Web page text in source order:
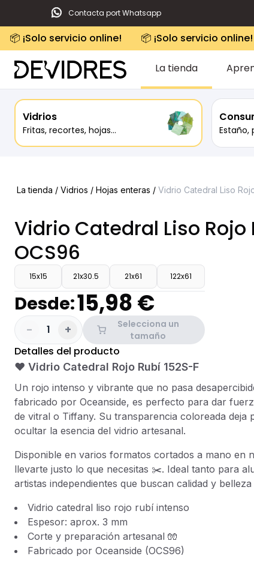
Contacta port Whatsapp
📦 ¡Solo servicio online! 📦 ¡Solo servicio online!
La tienda
Vidrios
Fritas, recortes, hojas... Estaño,
La tienda / Vidrios / Hojas enteras / Vidrio Catedral Liso
Vidrio Catedral Liso Rojo
OCS96
15x15 21x30.5 21x61 122x61
Desde:15,98 €
- 1 +
Selecciona un
tamaño
Detalles del producto
❤️ Vidrio Catedral Rojo Rubí 152S-F
Un rojo intenso y vibrante que no pasa
fabricado por Oceanside, es perfecto para dar
de vitral o Tiffany. Su transparencia coloreada deja
ocultar la esencia del vidrio artesanal.
Disponible en varios formatos cortados a mano en
llevarte justo lo que necesitas ✂️. Ideal tanto para
artistas independientes que buscan calidad y
Vidrio catedral liso rojo rubí intenso
Espesor: aprox. 3 mm
Corte y preparación artesanal 🧤
Fabricado por Oceanside (OCS96)